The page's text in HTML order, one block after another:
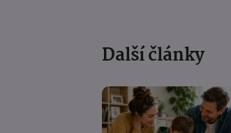
Další články